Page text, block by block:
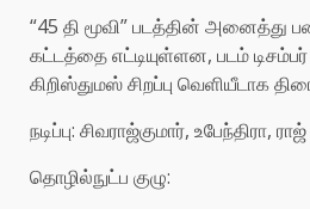
“45 தி மூவி” படத்தின் அனைத்து
கட்டத்தை எட்டியுள்ளன, படம்
கிறிஸ்துமஸ் சிறப்பு வெளியீடாக
நடிப்பு: சிவராஜ்குமார், உபேந்திரா,
தொழில்நுட்ப குழு: